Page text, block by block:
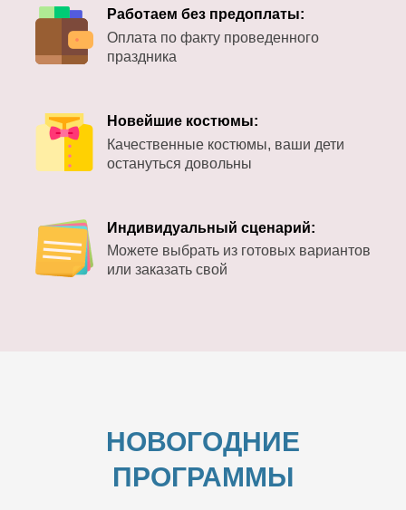
Работаем без предоплаты:
Оплата по факту проведенного
праздника
Новейшие костюмы:
Качественные костюмы, ваши дети
остануться довольны
Индивидуальный сценарий:
Можете выбрать из готовых вариантов
или заказать свой
НОВОГОДНИЕ
ПРОГРАММЫ